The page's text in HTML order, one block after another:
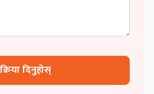
दिनुहोस्